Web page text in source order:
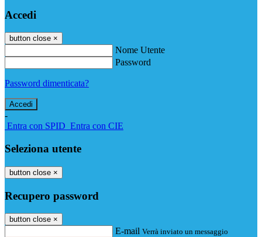
Accedi
button close ×
Nome Utente
Password
Password dimenticata?
-
Entra con SPID Entra con CIE
Seleziona utente
button close ×
Recupero password
button close ×
E-mail Verrà inviato un messaggio